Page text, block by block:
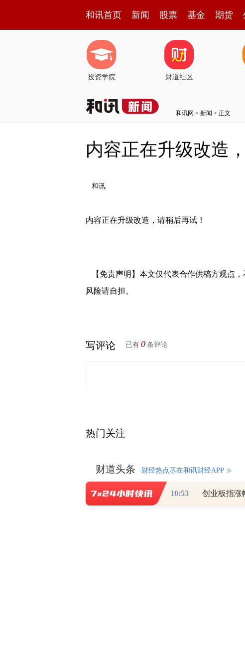
和讯首页 新闻 股票 基金 期货
投资学院 财道社区
和讯网 > 新闻 > 正文
内容正在升级改造
和讯
内容正在升级改造，请稍后再试！
【免责声明】本文仅代表合作供稿方观点，
风险请自担。
写评论 已有 0 条评论
热门关注
财道头条 财经热点尽在和讯财经APP
10:53 创业板指涨